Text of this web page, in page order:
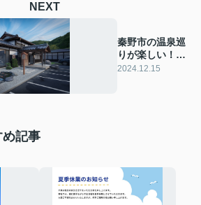
NEXT
秦野市の温泉巡
りが楽しい！
施設一覧と魅力
2024.12.15
め記事